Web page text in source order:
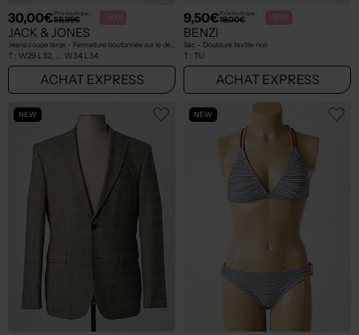
30,00€Prix boutique :
59,99€ -50%
JACK & JONES
T : W29 L32, ... W34 L34
ACHAT EXPRESS
9,50€Prix boutique :
19,00€ -50%
BENZI
Sac - Doublure textile noir
T : TU
ACHAT EXPRESS
NEW NEW